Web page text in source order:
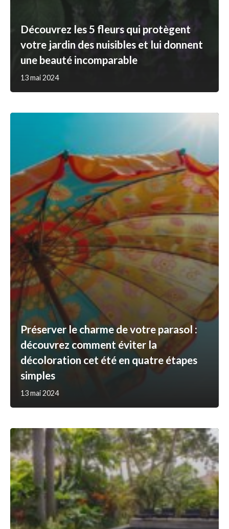
Découvrez les 5 fleurs qui protègent
votre jardin des nuisibles et lui donnent
une beauté incomparable
13 mai 2024
Préserver le charme de votre parasol :
découvrez comment éviter la
décoloration cet été en quatre étapes
simples
13 mai 2024